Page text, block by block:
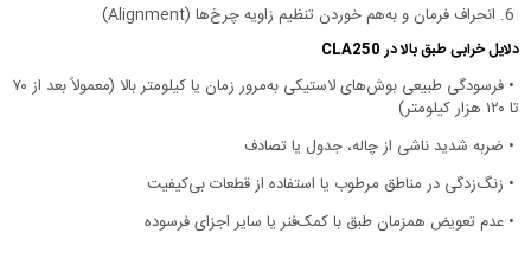
6. انحراف فرمان و به‌هم خوردن تنظیم زاویه چرخ‌ها (Alignment)
دلایل خرابی طبق بالا در CLA250
•
فرسودگی طبیعی بوش‌های لاستیکی به‌مرور زمان یا کیلومتر بالا (معمولاً بعد از ۷۰
تا ۱۲۰ هزار کیلومتر)
• ضربه شدید ناشی از چاله، جدول یا تصادف
• زنگ‌زدگی در مناطق مرطوب یا استفاده از قطعات بی‌کیفیت
• عدم تعویض همزمان طبق با کمک‌فنر یا سایر اجزای فرسوده